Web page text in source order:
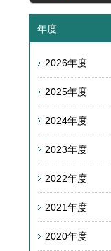
年度
2026年度
2025年度
2024年度
2023年度
2022年度
2021年度
2020年度